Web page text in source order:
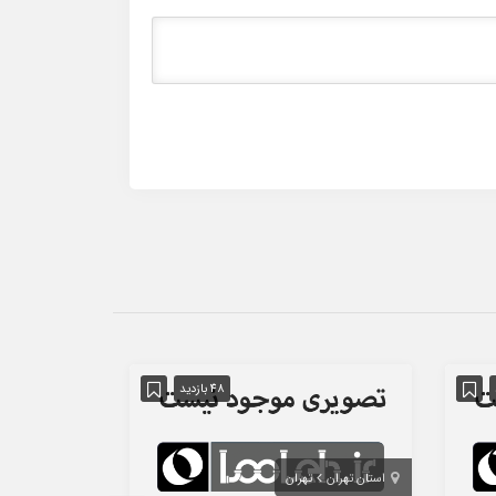
48 بازدید
استان تهران تهران